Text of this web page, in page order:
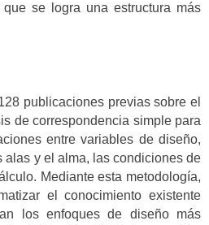
se logra una estructura más
publicaciones previas sobre el
de correspondencia simple para
entre variables de diseño,
alas y el alma, las condiciones de
Mediante esta metodología,
el conocimiento existente
los enfoques de diseño más